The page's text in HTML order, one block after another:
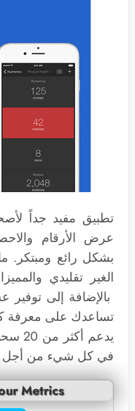
تطبيق مفيد جداً
عرض الأرقام
بشكل رائع ومبتكر.
الغير تقليدي
بالإضافة إلى توفير
تساعدك على معرفة
يدعم
في كل شيء من أجل
Metrics